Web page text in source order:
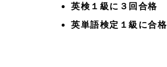
英検１級に３回合格
英単語検定１級に合格